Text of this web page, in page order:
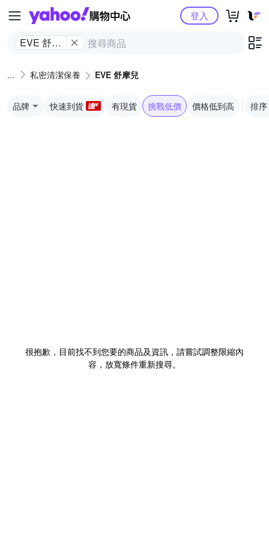
Yahoo購物中心
EVE 舒摩
登入
私密清潔保養 EVE 舒摩兒
品牌 快速到貨 有現貨 挑戰低價 價格低到高 排序
很抱歉，目前找不到您要的商品及資訊，請嘗試調整限縮內
容，放寬條件重新搜尋。